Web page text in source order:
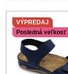
VÝPREDAJ
Posledná veľkosť